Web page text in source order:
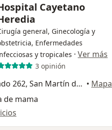
Cayetano
general, Ginecología y
Enfermedades
y tropicales · Ver más
3 opinión
Av. Honorio Delgado 262, San Martín de Porres • Mapa
de mama